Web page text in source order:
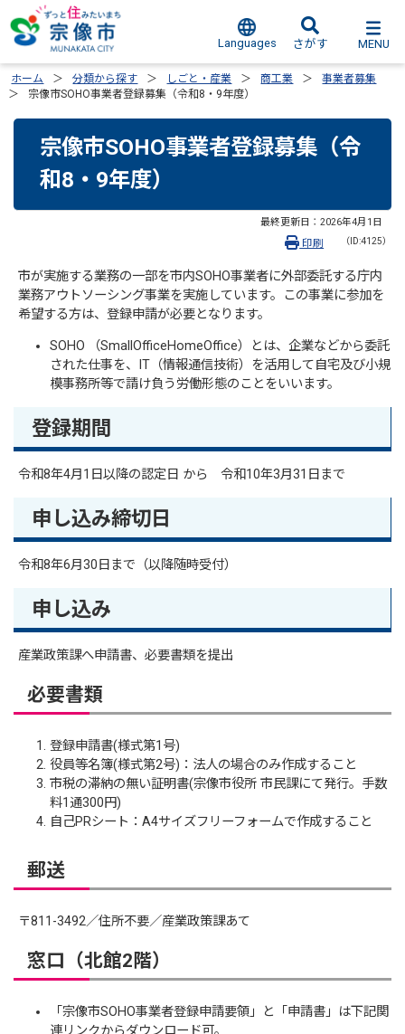
Languages さがす MENU
ホーム 分類から探す しごと・産業 商工業
事業者募集
宗像市SOHO事業者登録募集（令和8・9年度）
宗像市SOHO事業者登録募集（令
和8・9年度）
最終更新日： 2026年4月1日
（ID:4125）
印刷
市が実施する業務の一部を市内SOHO事業者に外部委託する庁内
業務アウトソーシング事業を実施しています。この事業に参加を
希望する方は、登録申請が必要となります。
SOHO （SmallOfficeHomeOffice）とは、企業などから委託
された仕事を、IT（情報通信技術）を活用して自宅及び小規
模事務所等で請け負う労働形態のことをいいます。
登録期間
令和8年4月1日以降の認定日 から 令和10年3月31日まで
申し込み締切日
令和8年6月30日まで（以降随時受付）
申し込み
産業政策課へ申請書、必要書類を提出
必要書類
登録申請書(様式第1号)
役員等名簿(様式第2号)：法人の場合のみ作成すること
市税の滞納の無い証明書(宗像市役所 市民課にて発行。手数
料1通300円)
自己PRシート：A4サイズフリーフォームで作成すること
郵送
〒811-3492／住所不要／産業政策課あて
窓口（北館2階）
「宗像市SOHO事業者登録申請要領」と「申請書」は下記関